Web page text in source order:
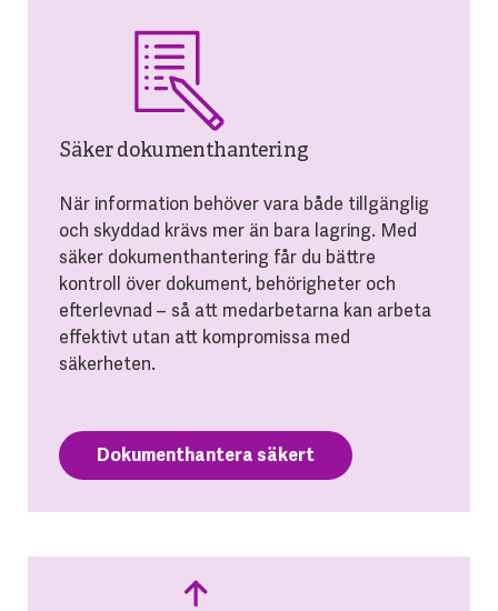
Säker dokumenthantering
När information behöver vara både tillgänglig
och skyddad krävs mer än bara lagring. Med
säker dokumenthantering får du bättre
kontroll över dokument, behörigheter och
efterlevnad – så att medarbetarna kan arbeta
effektivt utan att kompromissa med
säkerheten.
Dokumenthantera säkert